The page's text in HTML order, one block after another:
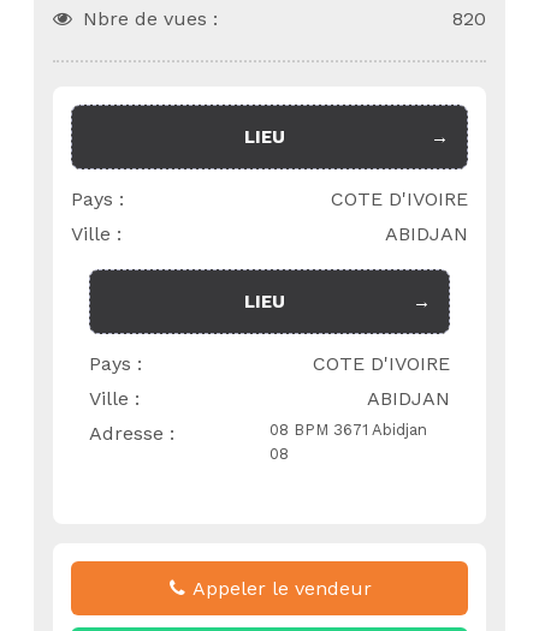
Nbre de vues :
820
LIEU
Pays :
COTE D'IVOIRE
Ville :
ABIDJAN
LIEU
Pays :
COTE D'IVOIRE
Ville :
ABIDJAN
Adresse :
08 BPM 3671 Abidjan
08
Appeler le vendeur